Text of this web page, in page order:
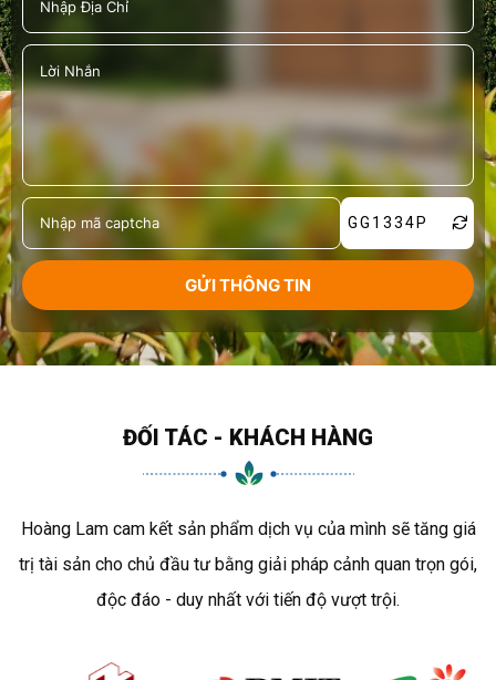
GG1334P
ĐỐI TÁC - KHÁCH HÀNG
Hoàng Lam cam kết sản phẩm dịch vụ của mình sẽ tăng giá
trị tài sản cho chủ đầu tư bằng giải pháp cảnh quan trọn gói,
độc đáo - duy nhất với tiến độ vượt trội.